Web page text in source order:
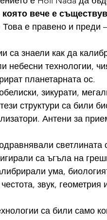
вече е
е правено и
са знаели как да
небесни технологии,
планетарната ос.
зикурати,
структури са били
Антени за
светлината
са ъгъла на
ума,
звук,
са били само